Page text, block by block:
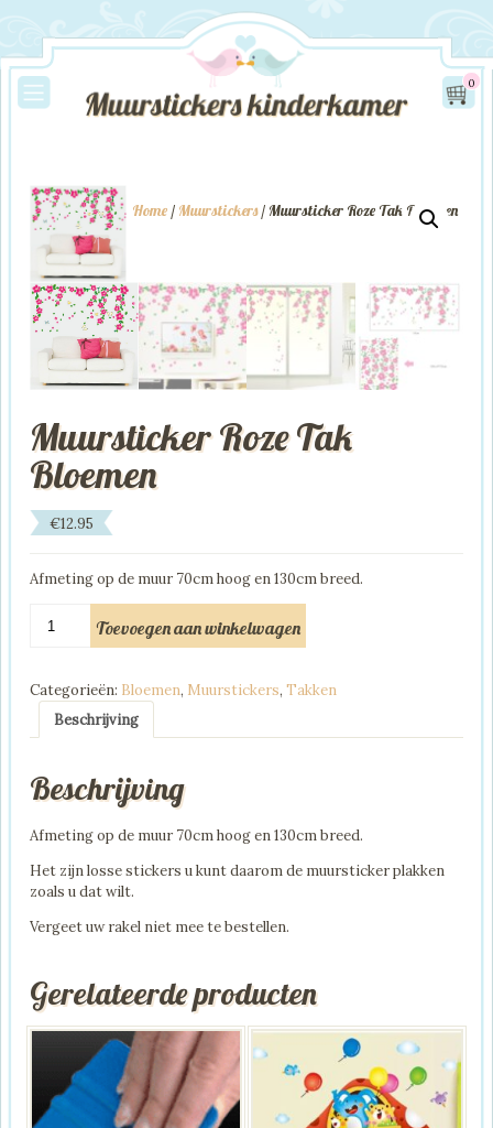
0
Home / Muurstickers/ Muursticker Roze Tak Bloemen
Muursticker Roze Tak
Bloemen
€12.95
Afmeting op de muur 70cm hoog en 130cm breed.
Roze
aantal
Toevoegen aan winkelwagen
Categorieën: Bloemen, Muurstickers, Takken
Beschrijving
Beschrijving
Afmeting op de muur 70cm hoog en 130cm breed.
Het zijn losse stickers u kunt daarom de muursticker plakken
zoals u dat wilt.
Vergeet uw rakel niet mee te bestellen.
Gerelateerde producten